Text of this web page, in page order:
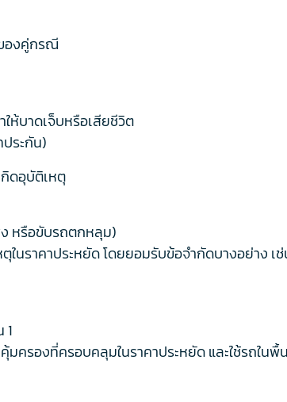
องคู่กรณี
ห้บาดเจ็บหรือเสียชีวิต
ระกัน)
ดอุบัติเหตุ
หรือขับรถตกหลุม)
ในราคาประหยัด โดยยอมรับข้อจำกัดบางอย่าง
1
คุ้มครองที่ครอบคลุมในราคาประหยัด และใช้รถใ